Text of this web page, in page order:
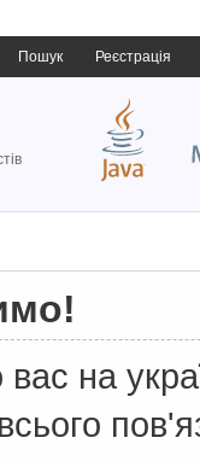
Пошук Реєстрація
на